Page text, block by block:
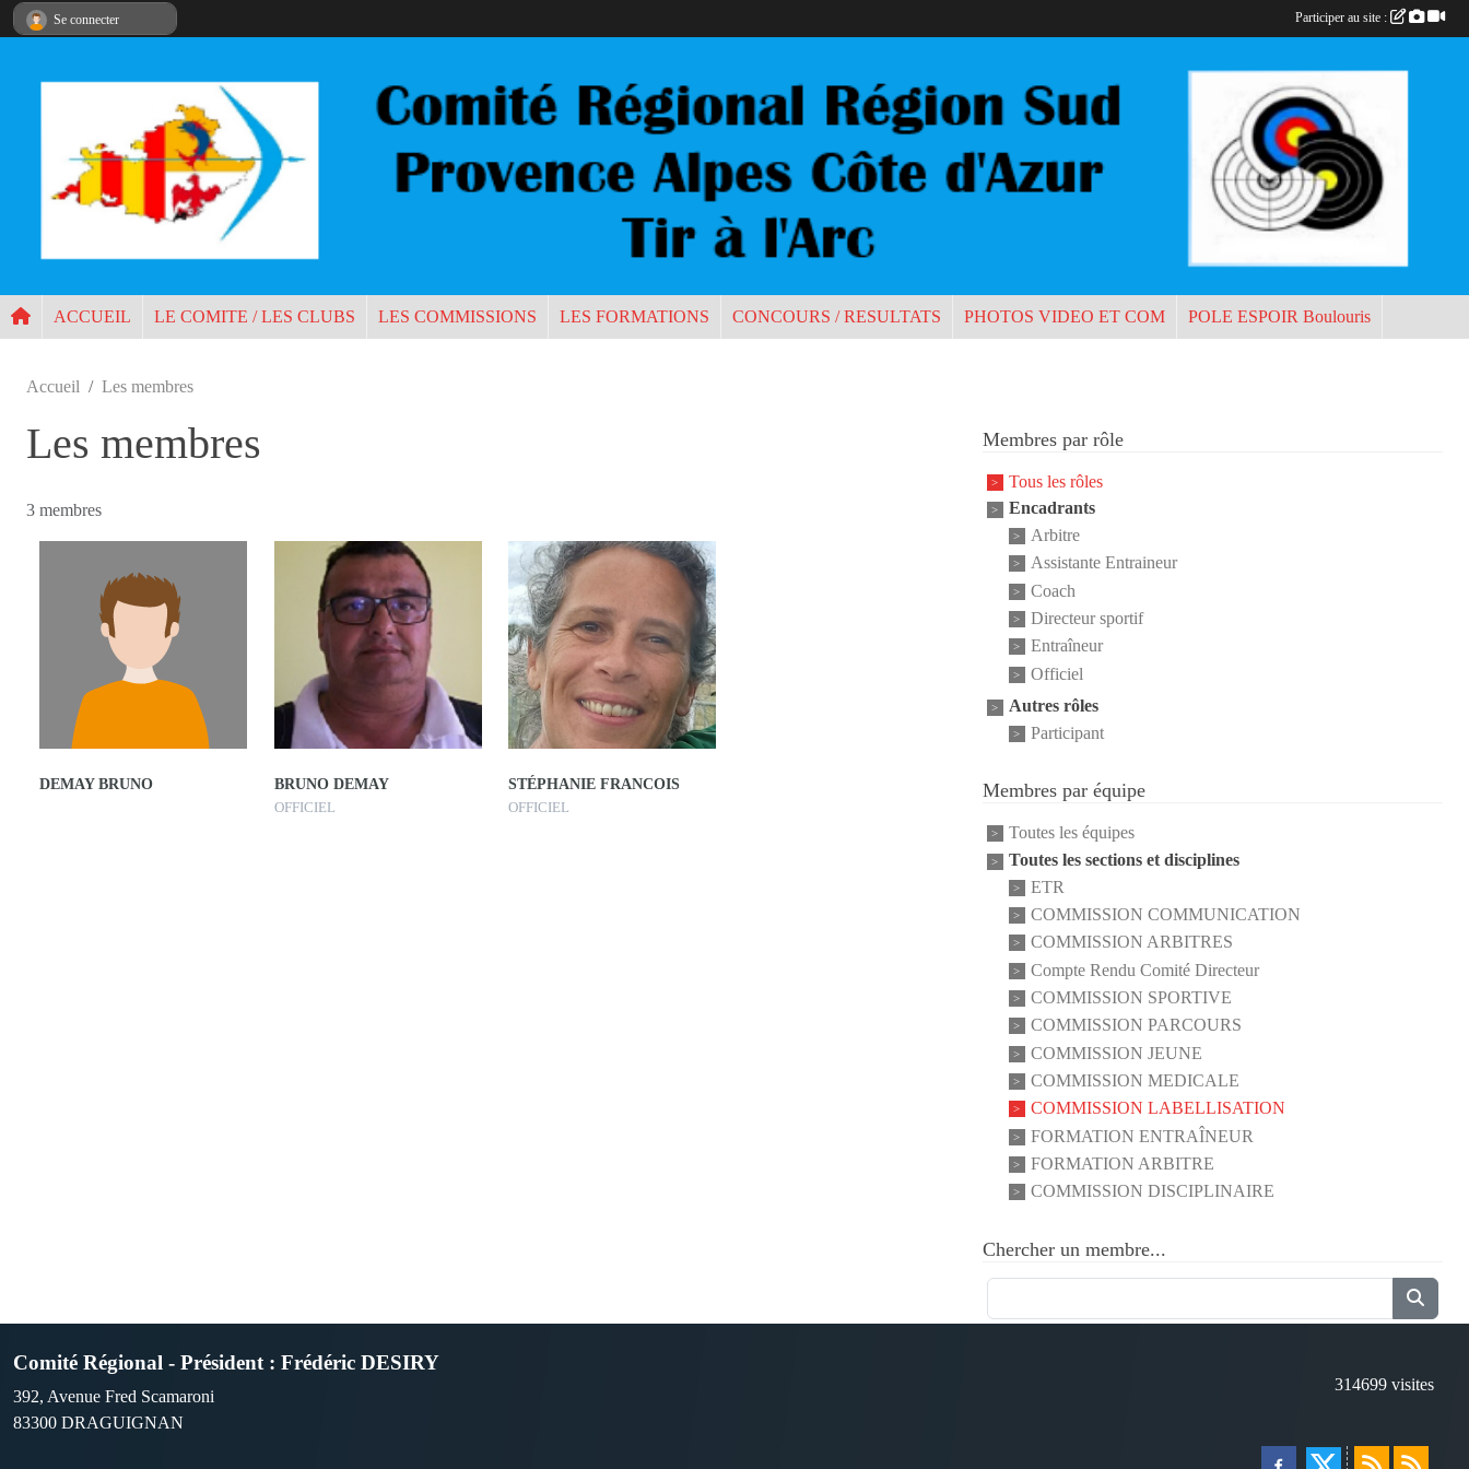
ACCUEIL LE COMITE / LES CLUBS LES COMMISSIONS LES FORMATIONS CONCOURS / RESULTATS PHOTOS VIDEO ET COM POLE ESPOIR Boulouris
Accueil Les membres
Les membres
3 membres
DEMAY BRUNO BRUNO DEMAY
OFFICIEL
STÉPHANIE FRANCOIS
OFFICIEL
Membres par rôle
Tous les rôles
Encadrants
Arbitre
Assistante Entraineur
Coach
Directeur sportif
Entraîneur
Officiel
Autres rôles
Participant
Membres par équipe
Toutes les équipes
Toutes les sections et disciplines
ETR
COMMISSION COMMUNICATION
COMMISSION ARBITRES
Compte Rendu Comité Directeur
COMMISSION SPORTIVE
COMMISSION PARCOURS
COMMISSION JEUNE
COMMISSION MEDICALE
COMMISSION LABELLISATION
FORMATION ENTRAÎNEUR
FORMATION ARBITRE
COMMISSION DISCIPLINAIRE
Chercher un membre...
Comité Régional - Président : Frédéric DESIRY
392, Avenue Fred Scamaroni
83300 DRAGUIGNAN
314699 visites
Se connecter Participer au site :
Panneau de gestion des cookies